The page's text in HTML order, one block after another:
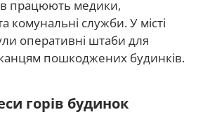
працюють медики,
комунальні служби. У місті
оперативні штаби для
пошкоджених будинків.
горів будинок